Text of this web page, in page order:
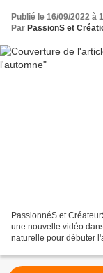
Publié le 16/09/2022 à
Par PassionS et
PassionnéS et
une nouvelle vidéo
naturelle pour débuter